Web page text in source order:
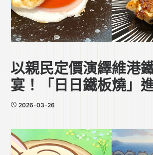
以親民定價演繹維港
宴！「日日鐵板燒」
海港城
2026-03-26